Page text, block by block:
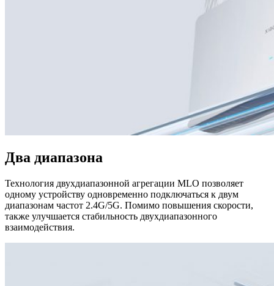
Два диапазона
Технология двухдиапазонной агрегации MLO позволяет
одному устройству одновременно подключаться к двум
диапазонам частот 2.4G/5G. Помимо повышения скорости,
также улучшается стабильность двухдиапазонного
взаимодействия.